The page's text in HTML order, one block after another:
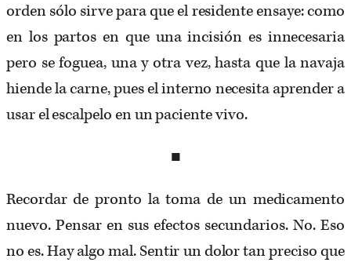
orden sólo sirve para que el residente ensaye: como
en los partos en que una incisión es innecesaria
pero se foguea, una y otra vez, hasta que la navaja
hiende la carne, pues el interno necesita aprender a
usar el escalpelo en un paciente vivo.
■
Recordar de pronto la toma de un medicamento
nuevo. Pensar en sus efectos secundarios. No. Eso
no es. Hay algo mal. Sentir un dolor tan preciso que